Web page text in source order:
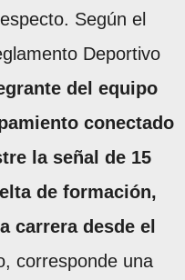
Según el
Deportivo
del equipo
conectado
la señal de 15
de formación,
carrera desde el
corresponde una